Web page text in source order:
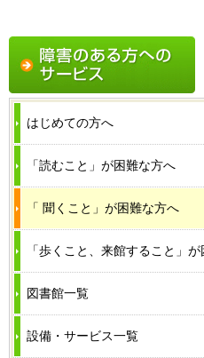
はじめての方へ
「読むこと」が困難な方へ
「 聞くこと」が困難な方へ
「歩くこと、来館すること」
図書館一覧
設備・サービス一覧